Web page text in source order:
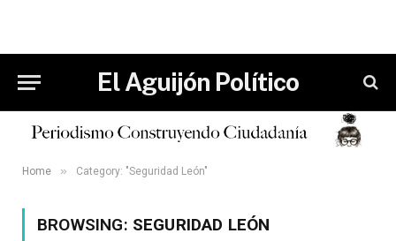
El Aguijón Político
Home » Category: "Seguridad León"
BROWSING: SEGURIDAD LEÓN